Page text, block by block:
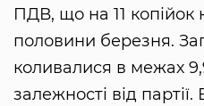
ПДВ, що на 11 копійок
половини березня.
коливалися в межах
залежності від